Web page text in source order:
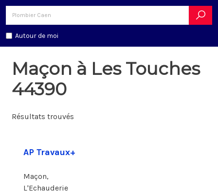
Autour de moi
Maçon à Les Touches
44390
Résultats trouvés
AP Travaux+
Maçon,
L'Echauderie